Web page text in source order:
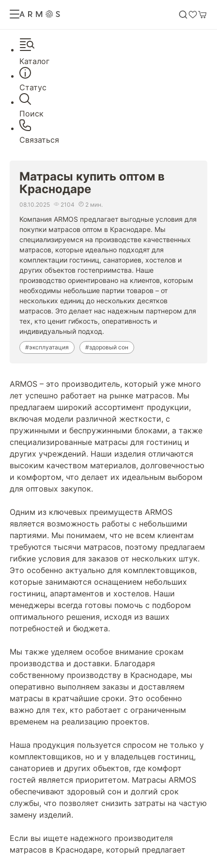
Каталог
Статус
Поиск
Связаться
Матрасы купить оптом в
Краснодаре
08.10.2025 2104 2 мин.
Компания ARMOS предлагает выгодные условия для
покупки матрасов оптом в Краснодаре. Мы
специализируемся на производстве качественных
матрасов, которые идеально подходят для
комплектации гостиниц, санаториев, хостелов и
других объектов гостеприимства. Наше
производство ориентировано на клиентов, которым
необходимы небольшие партии товаров – от
нескольких единиц до нескольких десятков
матрасов. Это делает нас надежным партнером для
тех, кто ценит гибкость, оперативность и
индивидуальный подход.
#эксплуатация #здоровый сон
ARMOS – это производитель, который уже много
лет успешно работает на рынке матрасов. Мы
предлагаем широкий ассортимент продукции,
включая модели различной жесткости, с
пружинными и беспружинными блоками, а также
специализированные матрасы для гостиниц и
других учреждений. Наши изделия отличаются
высоким качеством материалов, долговечностью
и комфортом, что делает их идеальным выбором
для оптовых закупок.
Одним из ключевых преимуществ ARMOS
является возможность работы с небольшими
партиями. Мы понимаем, что не всем клиентам
требуются тысячи матрасов, поэтому предлагаем
гибкие условия для заказов от нескольких штук.
Это особенно актуально для комплектовщиков,
которые занимаются оснащением небольших
гостиниц, апартаментов и хостелов. Наши
менеджеры всегда готовы помочь с подбором
оптимального решения, исходя из ваших
потребностей и бюджета.
Мы также уделяем особое внимание срокам
производства и доставки. Благодаря
собственному производству в Краснодаре, мы
оперативно выполняем заказы и доставляем
матрасы в кратчайшие сроки. Это особенно
важно для тех, кто работает с ограниченным
временем на реализацию проектов.
Наша продукция пользуется спросом не только у
комплектовщиков, но и у владельцев гостиниц,
санаториев и других объектов, где комфорт
гостей является приоритетом. Матрасы ARMOS
обеспечивают здоровый сон и долгий срок
службы, что позволяет снизить затраты на частую
замену изделий.
Если вы ищете надежного производителя
матрасов в Краснодаре, который предлагает